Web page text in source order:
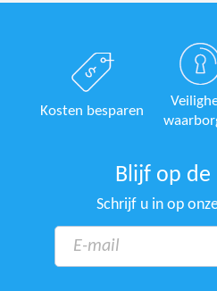
Kosten besparen
Blijf op de
Schrijf u in op